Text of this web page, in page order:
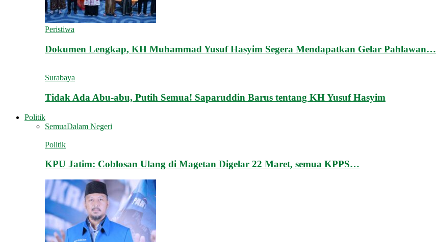
Peristiwa
Dokumen Lengkap, KH Muhammad Yusuf Hasyim Segera Mendapatkan Gelar Pahlawan…
Surabaya
Tidak Ada Abu-abu, Putih Semua! Saparuddin Barus tentang KH Yusuf Hasyim
Politik
SemuaDalam Negeri
Politik
KPU Jatim: Coblosan Ulang di Magetan Digelar 22 Maret, semua KPPS…